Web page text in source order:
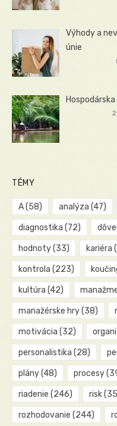
Výhody a
únie
TÉMY
A(58) analýza (47)
diagnostika (72)
hodnoty(33) kariéra
kontrola (223)
kultúra (42)
manažérske hry(38)
motivácia (32)
personalistika (28)
plány(48) procesy
riadenie (246) risk
rozhodovanie (244)